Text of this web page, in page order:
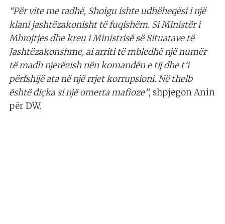
“Për vite me radhë, Shoigu ishte udhëheqësi i një
klani jashtëzakonisht të fuqishëm. Si Ministër i
Mbrojtjes dhe kreu i Ministrisë së Situatave të
Jashtëzakonshme, ai arriti të mbledhë një numër
të madh njerëzish nën komandën e tij dhe t’i
përfshijë ata në një rrjet korrupsioni. Në thelb
është diçka si një omerta mafioze”, shpjegon Anin
për DW.